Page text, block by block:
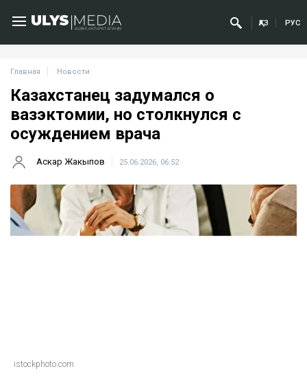
ҚАЗ РУС
Главная Новости
Казахстанец задумался о
вазэктомии, но столкнулся с
осуждением врача
Аскар Жакыпов 25.06.2026, 06:52
istockphoto.com